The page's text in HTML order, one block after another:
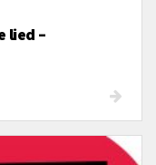
lied –